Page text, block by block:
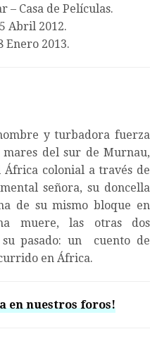
– Casa de Películas.
5 Abril 2012.
Enero 2013.
y turbadora fuerza
del sur de Murnau,
colonial a través de
señora, su doncella
de su mismo bloque en
muere, las otras dos
pasado: un cuento de
en África.
en nuestros foros!